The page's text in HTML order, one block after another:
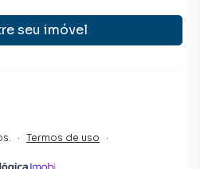
seu imóvel
· Termos de uso ·